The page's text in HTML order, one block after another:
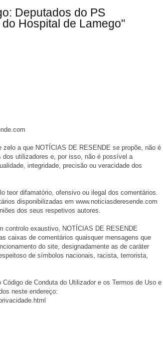
Deputados do PS
Hospital de Lamego"
a que NOTÍCIAS DE RESENDE se propõe, não é
utilizadores e, por isso, não é possível a
integridade, precisão ou veracidade dos
teor difamatório, ofensivo ou ilegal dos comentários.
disponibilizadas em www.noticiasderesende.com
dos seus respetivos autores.
controlo exaustivo, NOTÍCIAS DE RESENDE
caixas de comentários quaisquer mensagens que
do site, designadamente as de caráter
de símbolos nacionais, racista, terrorista,
de Conduta do Utilizador e os Termos de Uso e
neste endereço: